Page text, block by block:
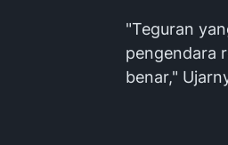
"Teguran
pengendara
benar,"